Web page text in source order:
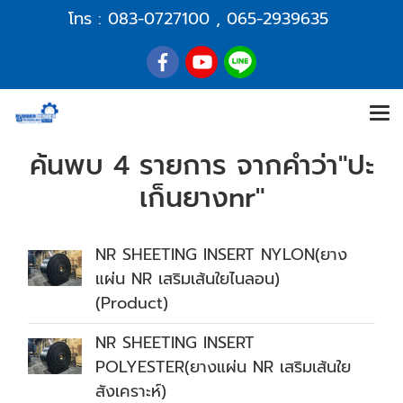
โทร : 083-0727100 , 065-2939635
ค้นพบ 4 รายการ จากคำว่า"ปะ
เก็นยางnr"
NR SHEETING INSERT NYLON(ยาง
แผ่น NR เสริมเส้นใยไนลอน)
(Product)
NR SHEETING INSERT
POLYESTER(ยางแผ่น NR เสริมเส้นใย
สังเคราะห์)